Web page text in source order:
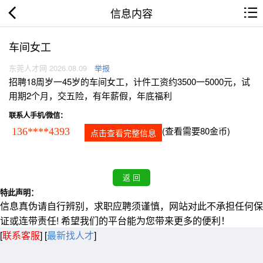
信息内容
车间女工
东莞人才网 2026.08.09 举报
招聘18周岁一45岁的车间女工，计件工资约3500一5000元，试
用期2个月，交五险，有年薪假，年底福利
联系人手机/微信：
136****4393 点击查看完整信息 (查看需要80金币)
特此声明：
信息真伪请自行辨别，求职应聘须谨慎，网站对此不承担任何保
证或连带责任! 希望我们的平台能为您带来更多的便利！
[联系客服] [最新找人才]